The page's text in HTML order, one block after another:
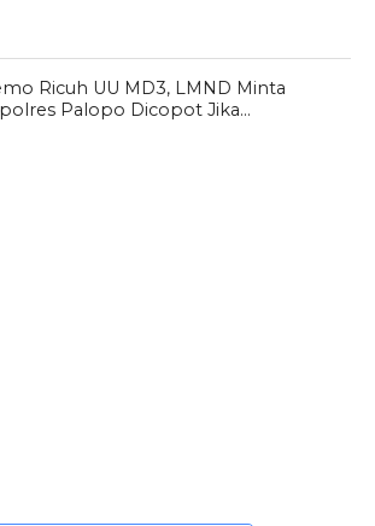
Ricuh UU MD3, LMND Minta
Palopo Dicopot Jika…